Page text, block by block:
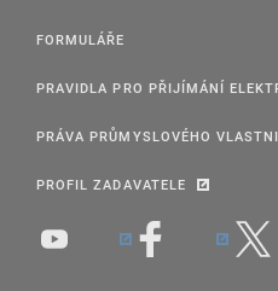
FORMULÁŘE
PRAVIDLA PRO PŘIJÍMÁNÍ
PRÁVA PRŮMYSLOVÉHO
PROFIL ZADAVATELE